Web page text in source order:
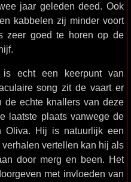
jaar geleden deed. Ook
kabbelen zij minder voort
zeer goed te horen op de
is echt een keerpunt van
song zit de vaart er
de echte knallers van deze
laatste plaats vanwege de
Oliva. Hij is natuurlijk een
vertellen kan hij als
door merg en been. Het
met invloeden van